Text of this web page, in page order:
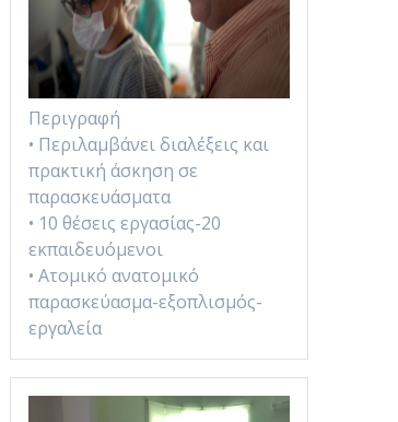
Περιγραφή
• Περιλαμβάνει διαλέξεις και
πρακτική άσκηση σε
παρασκευάσματα
• 10 θέσεις εργασίας-20
εκπαιδευόμενοι
• Ατομικό ανατομικό
παρασκεύασμα-εξοπλισμός-
εργαλεία